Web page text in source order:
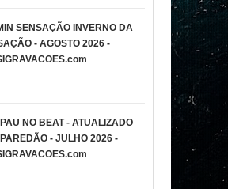
SENSAÇÃO INVERNO DA
- AGOSTO 2026 -
NO BEAT - ATUALIZADO
- JULHO 2026 -